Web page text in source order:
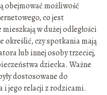
obejmować możliwość
co jest
w dużej odległości
określić, czy spotkania mają
lub innej osoby trzeciej,
dziecka. Ważne
dostosowane do
i jego relacji z rodzicami.